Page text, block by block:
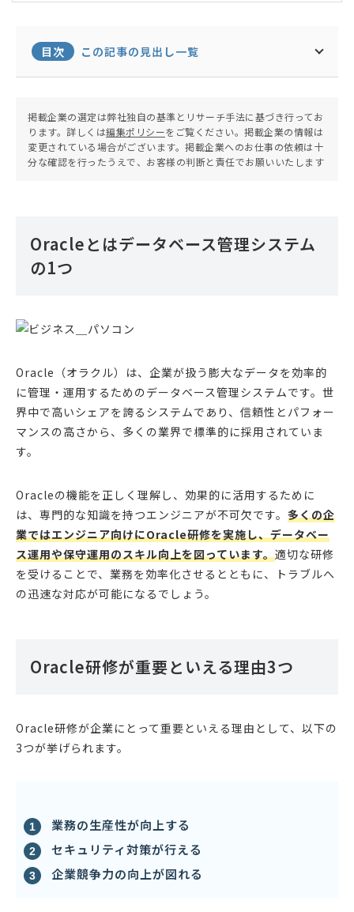
目次 この記事の見出し一覧
掲載企業の選定は弊社独自の基準とリサーチ手法に基づき行ってお
ります。詳しくは編集ポリシーをご覧ください。掲載企業の情報は
変更されている場合がございます。掲載企業へのお仕事の依頼は十
分な確認を行ったうえで、お客様の判断と責任でお願いいたします
Oracleとはデータベース管理システム
の1つ
Oracle（オラクル）は、企業が扱う膨大なデータを効率的
に管理・運用するためのデータベース管理システムです。世
界中で高いシェアを誇るシステムであり、信頼性とパフォー
マンスの高さから、多くの業界で標準的に採用されていま
す。
Oracleの機能を正しく理解し、効果的に活用するために
は、専門的な知識を持つエンジニアが不可欠です。 多くの企
業ではエンジニア向けにOracle研修を実施し、データベー
ス運用や保守運用のスキル向上を図っています。適切な研修
を受けることで、業務を効率化させるとともに、トラブルへ
の迅速な対応が可能になるでしょう。
Oracle研修が重要といえる理由3つ
Oracle研修が企業にとって重要といえる理由として、以下の
3つが挙げられます。
業務の生産性が向上する
セキュリティ対策が行える
企業競争力の向上が図れる